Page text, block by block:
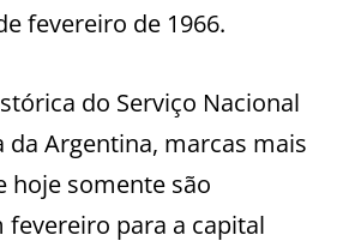
fevereiro de 1966.
do Serviço Nacional
da Argentina, marcas mais
hoje somente são
fevereiro para a capital